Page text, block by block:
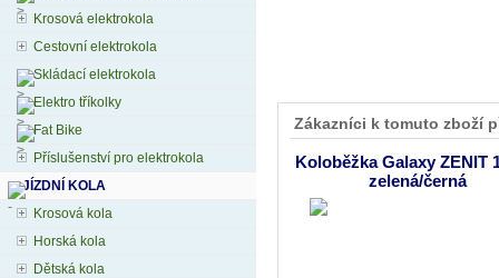
Zákazníci k tomuto zboží
Koloběžka Galaxy ZENIT
zelená/černá
Krosová elektrokola
Cestovní elektrokola
Skládací elektrokola
Elektro tříkolky
Fat Bike
Příslušenství pro elektrokola
JÍZDNÍ KOLA
Krosová kola
Horská kola
Dětská kola